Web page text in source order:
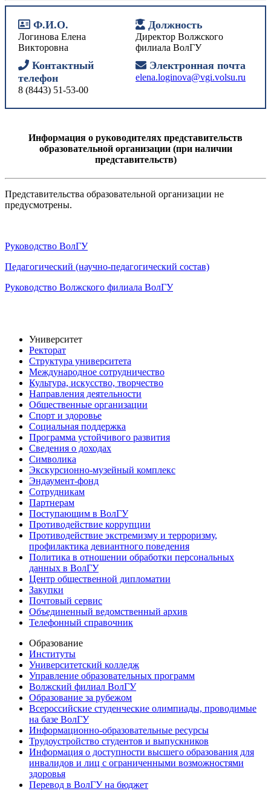
Ф.И.О.
Логинова Елена
Викторовна
Должность
Директор Волжского
филиала ВолГУ
Контактный
телефон
8 (8443) 51-53-00
Электронная почта
elena.loginova@vgi.volsu.ru
Информация о руководителях представительств
образовательной организации (при наличии
представительств)
Представительства образовательной организации не
предусмотрены.
Руководство ВолГУ
Педагогический (научно-педагогический состав)
Руководство Волжского филиала ВолГУ
Университет
Ректорат
Структура университета
Международное сотрудничество
Культура, искусство, творчество
Направления деятельности
Общественные организации
Спорт и здоровье
Социальная поддержка
Программа устойчивого развития
Сведения о доходах
Символика
Экскурсионно-музейный комплекс
Эндаумент-фонд
Сотрудникам
Партнерам
Поступающим в ВолГУ
Противодействие коррупции
Противодействие экстремизму и терроризму,
профилактика девиантного поведения
Политика в отношении обработки персональных
данных в ВолГУ
Центр общественной дипломатии
Закупки
Почтовый сервис
Объединенный ведомственный архив
Телефонный справочник
Образование
Институты
Университетский колледж
Управление образовательных программ
Волжский филиал ВолГУ
Образование за рубежом
Всероссийские студенческие олимпиады, проводимые
на базе ВолГУ
Информационно-образовательные ресурсы
Трудоустройство студентов и выпускников
Информация о доступности высшего образования для
инвалидов и лиц с ограниченными возможностями
здоровья
Перевод в ВолГУ на бюджет